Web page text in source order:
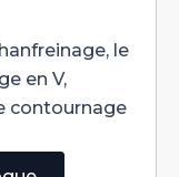
le
en V,
contournage